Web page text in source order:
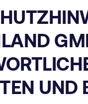
UND